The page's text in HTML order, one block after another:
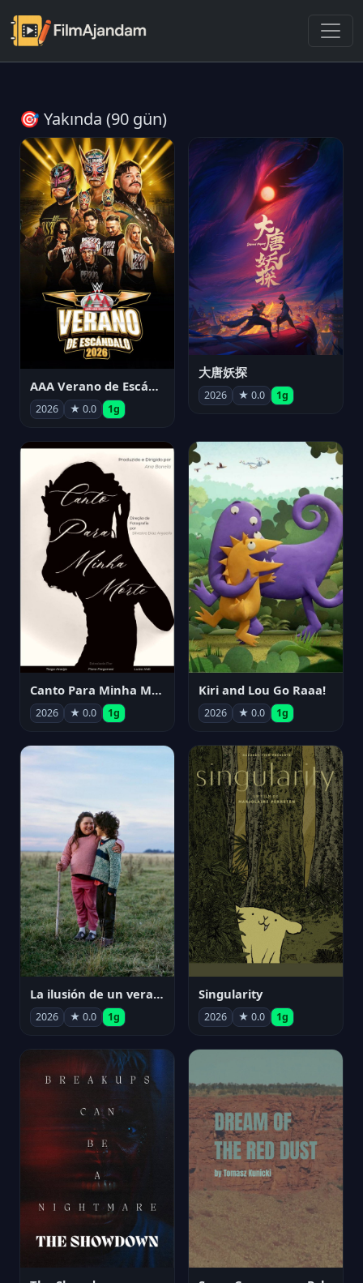
🎯 Yakında (90 gün)
AAA Verano de Escándalo 2026 - Week 3
2026 ★ 0.0 1g
大唐妖探
2026 ★ 0.0 1g
Canto Para Minha Morte
2026 ★ 0.0 1g
Kiri and Lou Go Raaa!
2026 ★ 0.0 1g
La ilusión de un verano sin fin
2026 ★ 0.0 1g
Singularity
2026 ★ 0.0 1g